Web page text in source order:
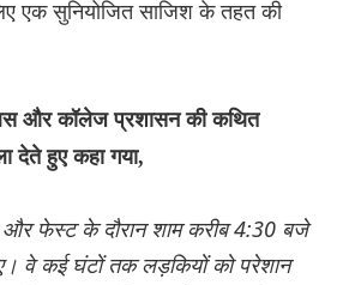
एक सुनियोजित साजिश के तहत की
और कॉलेज प्रशासन की कथित
देते हुए कहा गया,
फेस्ट के दौरान शाम करीब 4:30 बजे
वे कई घंटों तक लड़कियों को परेशान